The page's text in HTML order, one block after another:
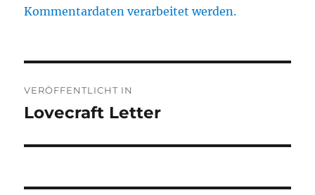
Kommentardaten verarbeitet werden.
VERÖFFENTLICHT IN
Lovecraft Letter